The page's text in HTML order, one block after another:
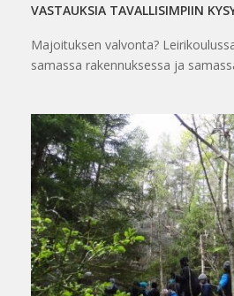
VASTAUKSIA TAVALLISIMPIIN
Majoituksen valvonta?
samassa rakennuksessa ja